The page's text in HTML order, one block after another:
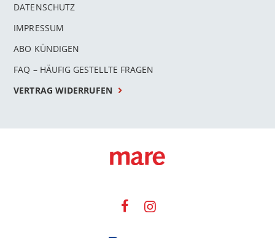
DATENSCHUTZ
IMPRESSUM
ABO KÜNDIGEN
FAQ – HÄUFIG GESTELLTE FRAGEN
VERTRAG WIDERRUFEN